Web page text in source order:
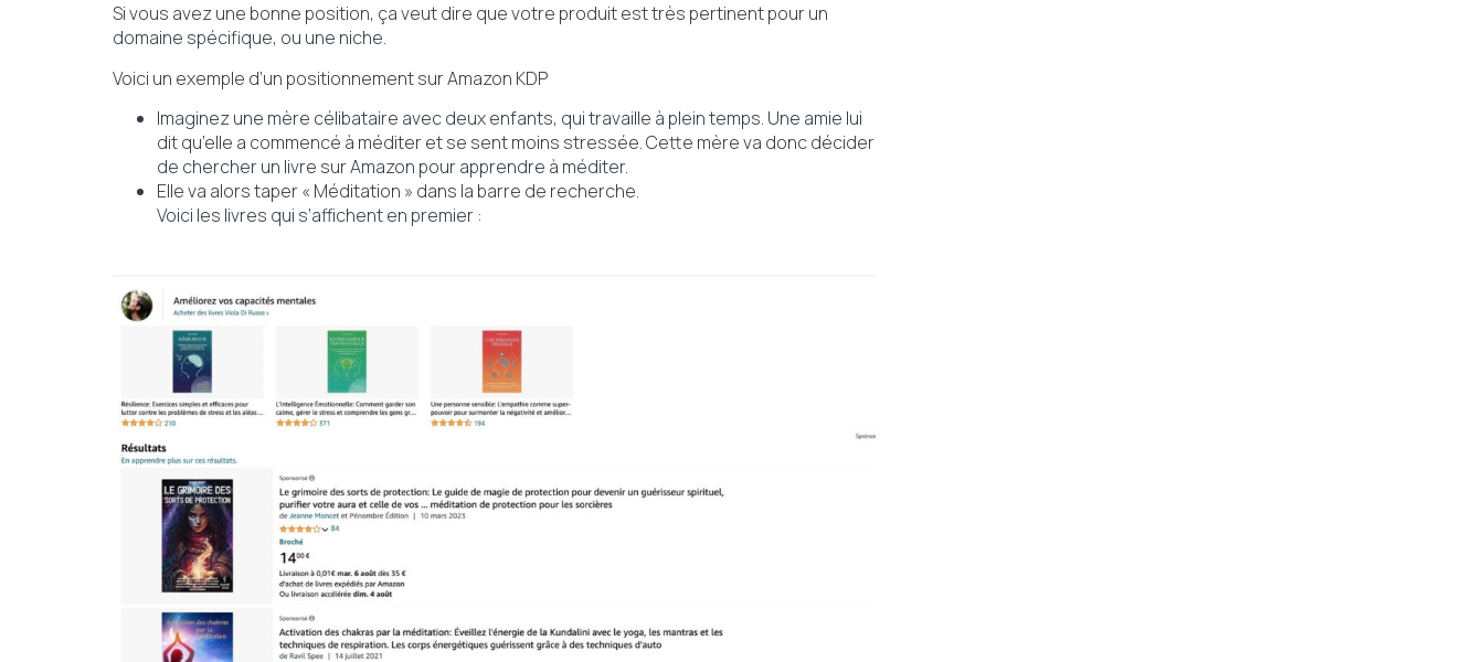
Si vous avez une bonne position, ça veut dire que votre produit est très pertinent pour un
domaine spécifique, ou une niche.
Voici un exemple d’un positionnement sur Amazon KDP
Imaginez une mère célibataire avec deux enfants, qui travaille à plein temps. Une amie lui
dit qu’elle a commencé à méditer et se sent moins stressée. Cette mère va donc décider
de chercher un livre sur Amazon pour apprendre à méditer.
Elle va alors taper « Méditation » dans la barre de recherche.
Voici les livres qui s’affichent en premier :